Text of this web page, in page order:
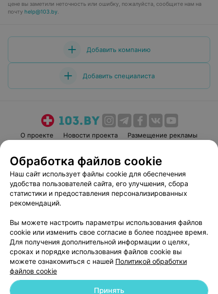
цене вы заметили неточность или ошибку, пожалуйста, сообщите нам на
почту help@103.by.
Добавить компанию
Добавить специалиста
О проекте Новости проекта
Размещение рекламы
Пользовательское соглашение
Способы оплаты
Вакансии
Партнеры
Написать руководителю 103.by
Обработка персональных данных
Обработка файлов cookie
Наш сайт использует файлы cookie для обеспечения
удобства пользователей сайта, его улучшения, сбора
статистики и предоставления персонализированных
рекомендаций.
Вы можете настроить параметры использования файлов
cookie или изменить свое согласие в более позднее время.
Для получения дополнительной информации о целях,
сроках и порядке использования файлов cookie вы
можете ознакомиться с нашей Политикой обработки
файлов cookie
Принять